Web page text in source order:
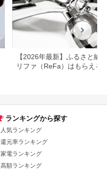
水 美容 美容家電 福岡
市 福岡
【2026年最新】ふるさと納
リファ（ReFa）はもらえる
ランキングから探す
人気ランキング
還元率ランキング
家電ランキング
高額ランキング